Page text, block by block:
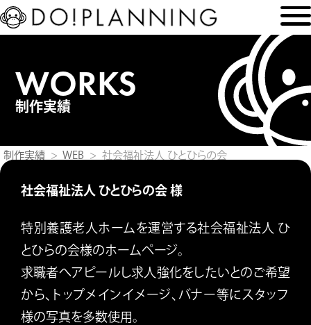
WORKS
制作実績
制作実績 WEB 社会福祉法人 ひとひらの会
社会福祉法人 ひとひらの会 様
特別養護老人ホームを運営する社会福祉法人 ひ
とひらの会様のホームページ。
求職者へアピールし求人強化をしたいとのご希望
から、トップメインイメージ、バナー等にスタッフ
様の写真を多数使用。